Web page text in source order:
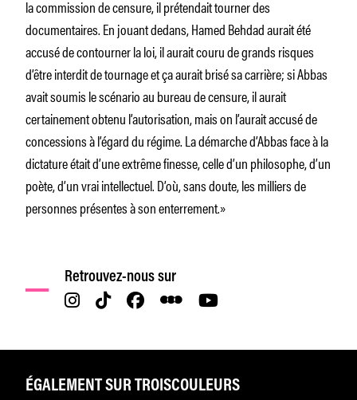
la commission de censure, il prétendait tourner des
documentaires. En jouant dedans, Hamed Behdad aurait été
accusé de contourner la loi, il aurait couru de grands risques
d’être interdit de tournage et ça aurait brisé sa carrière; si Abbas
avait soumis le scénario au bureau de censure, il aurait
certainement obtenu l’autorisation, mais on l’aurait accusé de
concessions à l’égard du régime. La démarche d’Abbas face à la
dictature était d’une extrême finesse, celle d’un philosophe, d’un
poète, d’un vrai intellectuel. D’où, sans doute, les milliers de
personnes présentes à son enterrement.»
Retrouvez-nous sur
ÉGALEMENT SUR TROISCOULEURS